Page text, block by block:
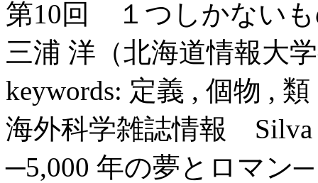
第10回 １つしかない
三浦 洋（北海道情報大
keywords: 定義 , 個物 ,
海外科学雑誌情報 Silva
─5,000 年の夢とロマン─